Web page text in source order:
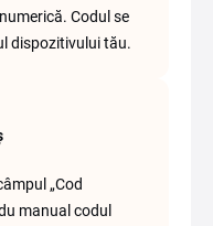
Codul se
dispozitivului tău.
„Cod
manual codul